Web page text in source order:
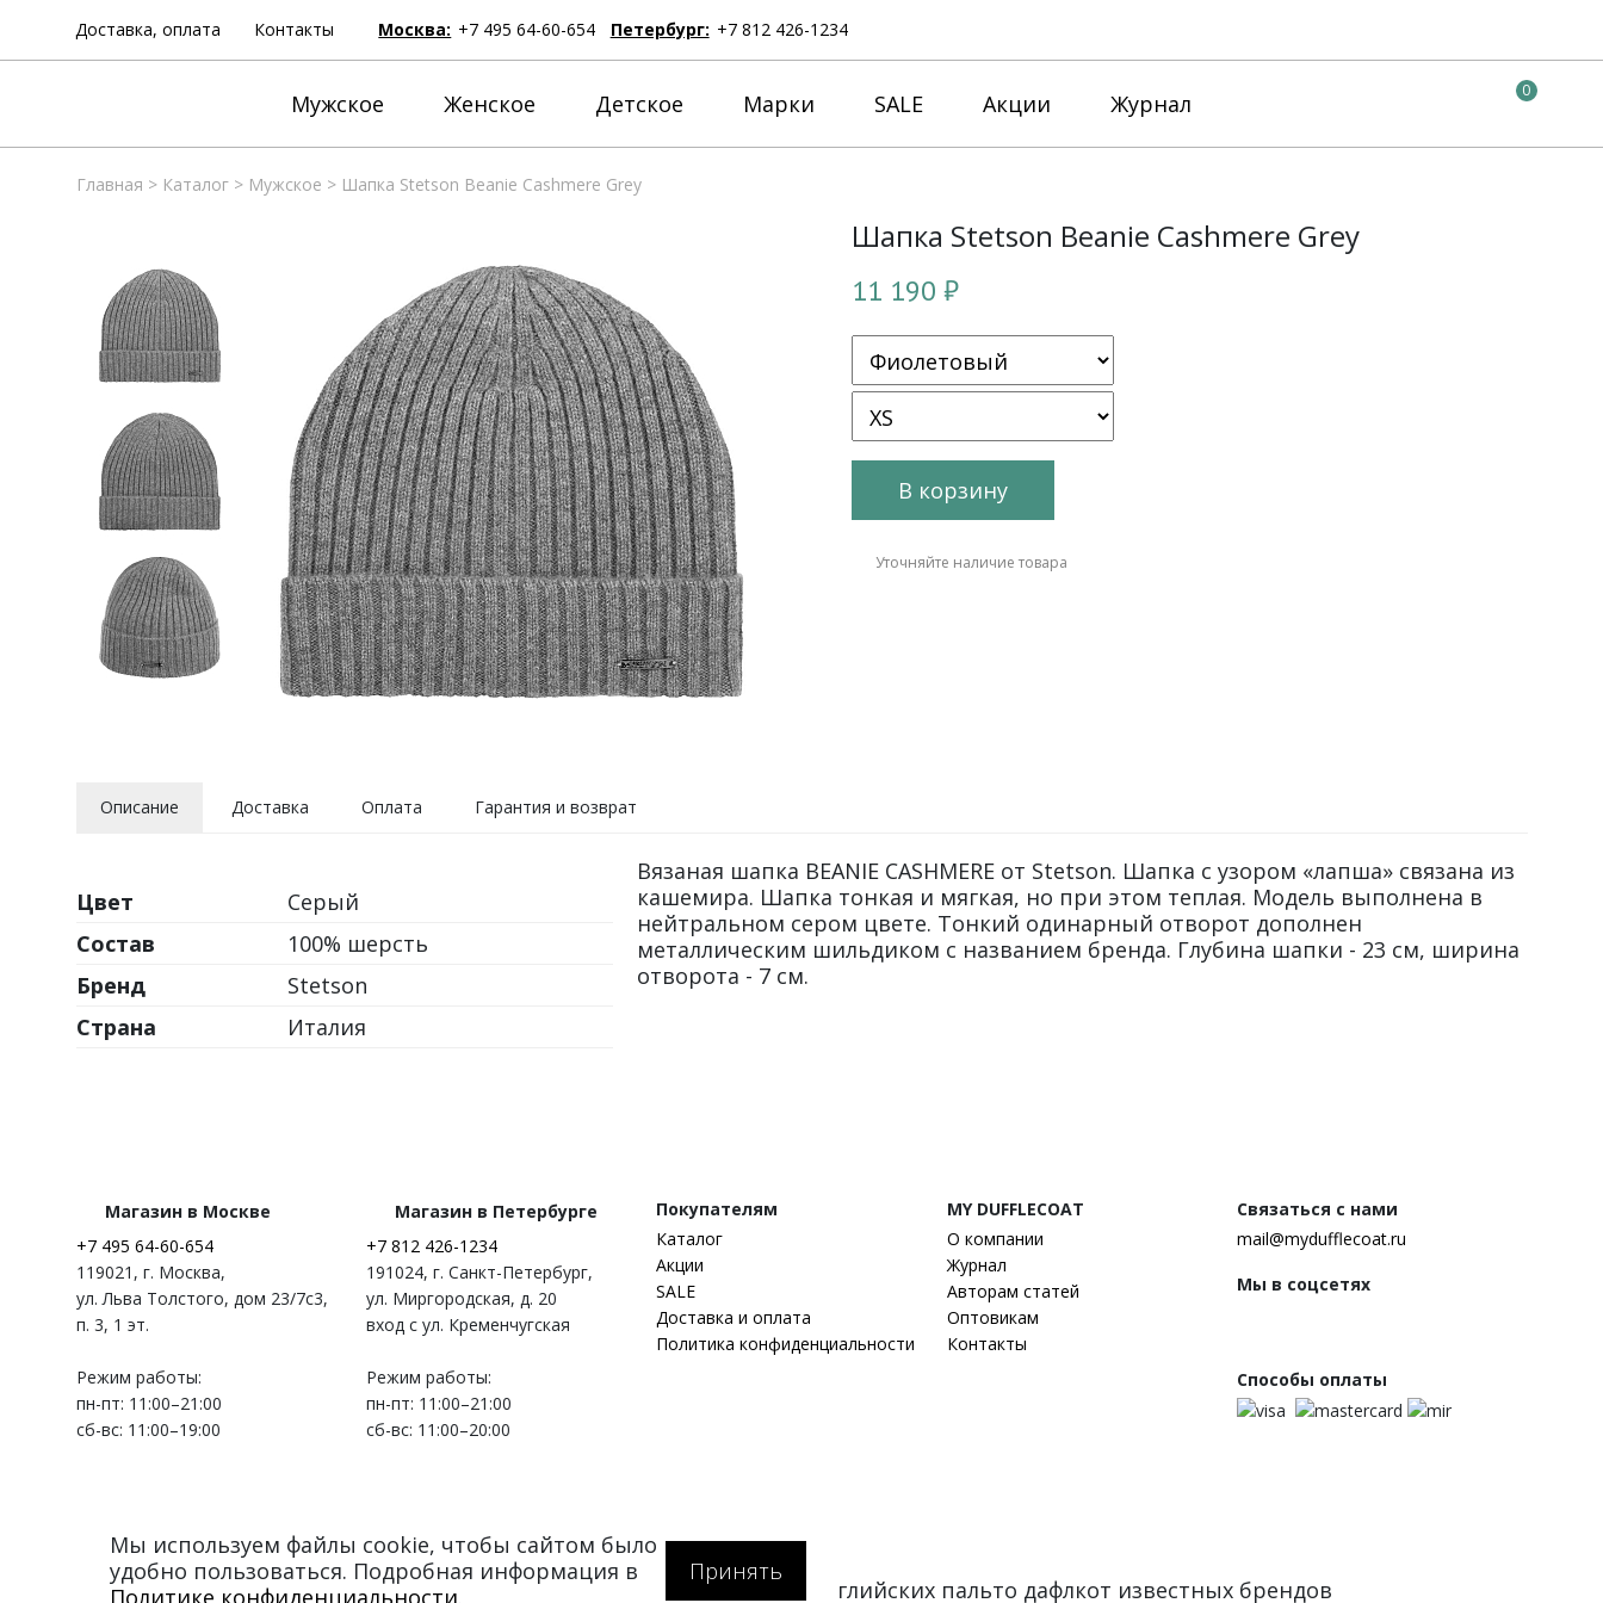
Доставка, оплата Контакты Москва: +7 495 64-60-654 Петербург: +7 812 426-1234
Мужское Женское Детское Марки SALE Акции Журнал 0
Главная > Каталог> Мужское > Шапка Stetson Beanie Cashmere Grey
Шапка Stetson Beanie Cashmere Grey
11 190 ₽
В корзину
Уточняйте наличие товара
Описание Доставка Оплата Гарантия и возврат
Цвет
Серый
Состав
100% шерсть
Бренд
Stetson
Страна
Италия
Вязаная шапка BEANIE CASHMERE от Stetson. Шапка с узором «лапша» связана из
кашемира. Шапка тонкая и мягкая, но при этом теплая. Модель выполнена в
нейтральном сером цвете. Тонкий одинарный отворот дополнен
металлическим шильдиком с названием бренда. Глубина шапки - 23 см, ширина
отворота - 7 см.
Магазин в Москве
+7 495 64-60-654
119021 , г. Москва,
ул. Льва Толстого, дом 23/7c3,
п. 3, 1 эт.
Режим работы:
пн-пт: 11:00–21:00
сб-вс: 11:00–19:00
Магазин в Петербурге
+7 812 426-1234
191024, г. Санкт-Петербург,
ул. Миргородская, д. 20
вход с ул. Кременчугская
Режим работы:
пн-пт: 11:00–21:00
сб-вс: 11:00–20:00
Покупателям
Каталог
Акции
SALE
Доставка и оплата
Политика конфиденциальности
MY DUFFLECOAT
О компании
Журнал
Авторам статей
Оптовикам
Контакты
Связаться с нами
mail@mydufflecoat.ru
Мы в соцсетях
Способы оплаты
© 2012–2026 Mydufflecoat.ru — интернет-магазин английских пальто дафлкот известных брендов
Мы используем файлы cookie, чтобы сайтом было
удобно пользоваться. Подробная информация в
Политике конфиденциальности
Принять